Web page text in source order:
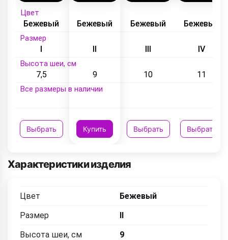
Цвет
Размер
Высота шеи, см
Все размеры в наличии
Бежевый
I
7,5
Выбрать
Бежевый
II
9
Купить
Бежевый
III
10
Выбрать
Бежевый
IV
11
Выбрать
Характеристики изделия
Цвет
Бежевый
Размер
II
Высота шеи, см
9